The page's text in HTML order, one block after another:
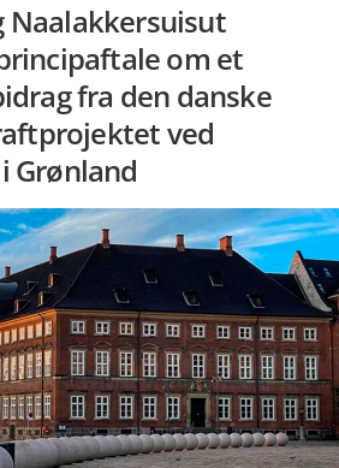
Naalakkersuisut
om et
fra den danske
ved
Grønland